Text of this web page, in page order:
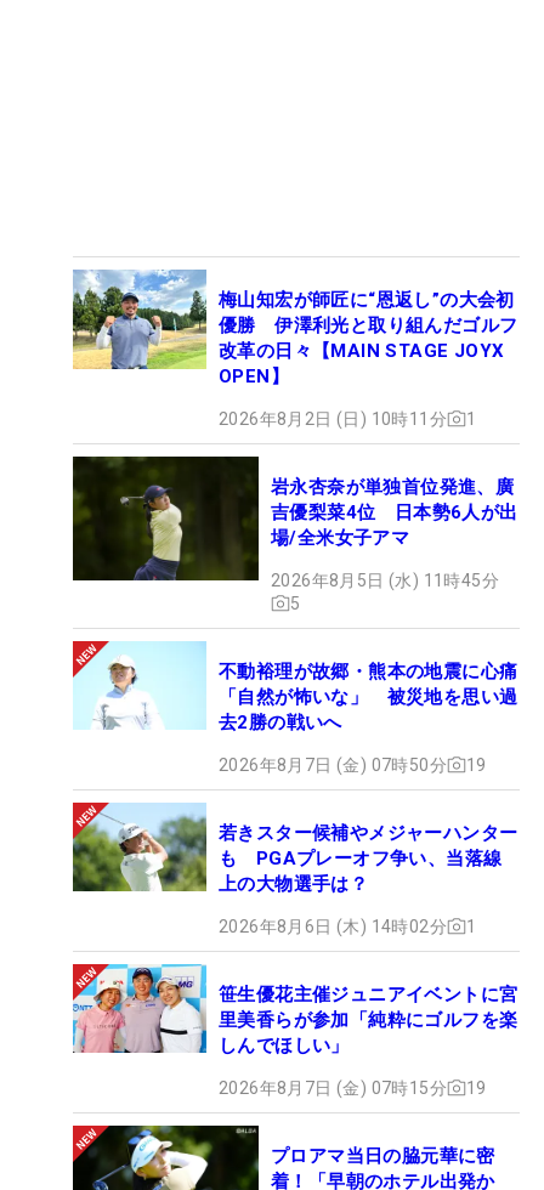
梅山知宏が師匠に“恩返し”の大会初
優勝 伊澤利光と取り組んだゴルフ
改革の日々【MAIN STAGE JOYX
OPEN】
2026年8月2日 (日) 10時11分 1
岩永杏奈が単独首位発進、廣
吉優梨菜4位 日本勢6人が出
場/全米女子アマ
2026年8月5日 (水) 11時45分
5
不動裕理が故郷・熊本の地震に心痛
「自然が怖いな」 被災地を思い過
去2勝の戦いへ
2026年8月7日 (金) 07時50分 19
若きスター候補やメジャーハンター
も PGAプレーオフ争い、当落線
上の大物選手は？
2026年8月6日 (木) 14時02分 1
笹生優花主催ジュニアイベントに宮
里美香らが参加「純粋にゴルフを楽
しんでほしい」
2026年8月7日 (金) 07時15分 19
プロアマ当日の脇元華に密
着！「早朝のホテル出発か